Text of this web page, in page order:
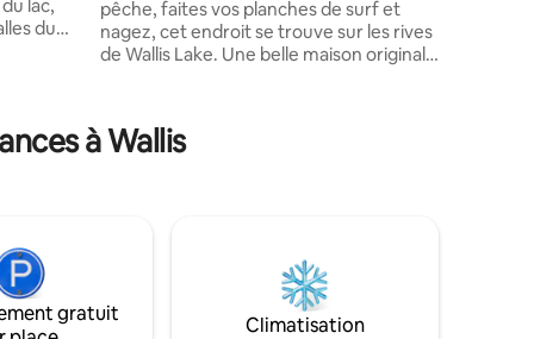
lac,
du
Bask
pêche, faites vos planches de surf et
nagez, cet endroit se trouve sur les rives
de Wallis Lake. Une belle maison originale
bord du lac dispose d'une grande
terrasse avant pour profiter de la vue
de la rampe de bateau Tuncurry et à 1,5
km de la plage de Tuncurry. Une
escapade familiale parfaite pour la
pêche, le surf ou le vélo
à Wallis
gratuit
Climatisation